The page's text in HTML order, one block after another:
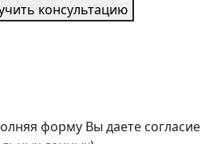
консультацию
форму Вы даете согласие